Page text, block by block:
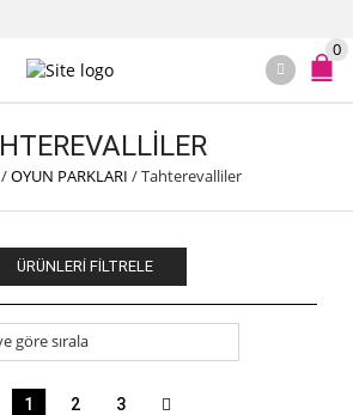
0
/OYUN PARKLARI /Tahterevalliler
1 2 3
ÜRÜNLERI FILTRELE